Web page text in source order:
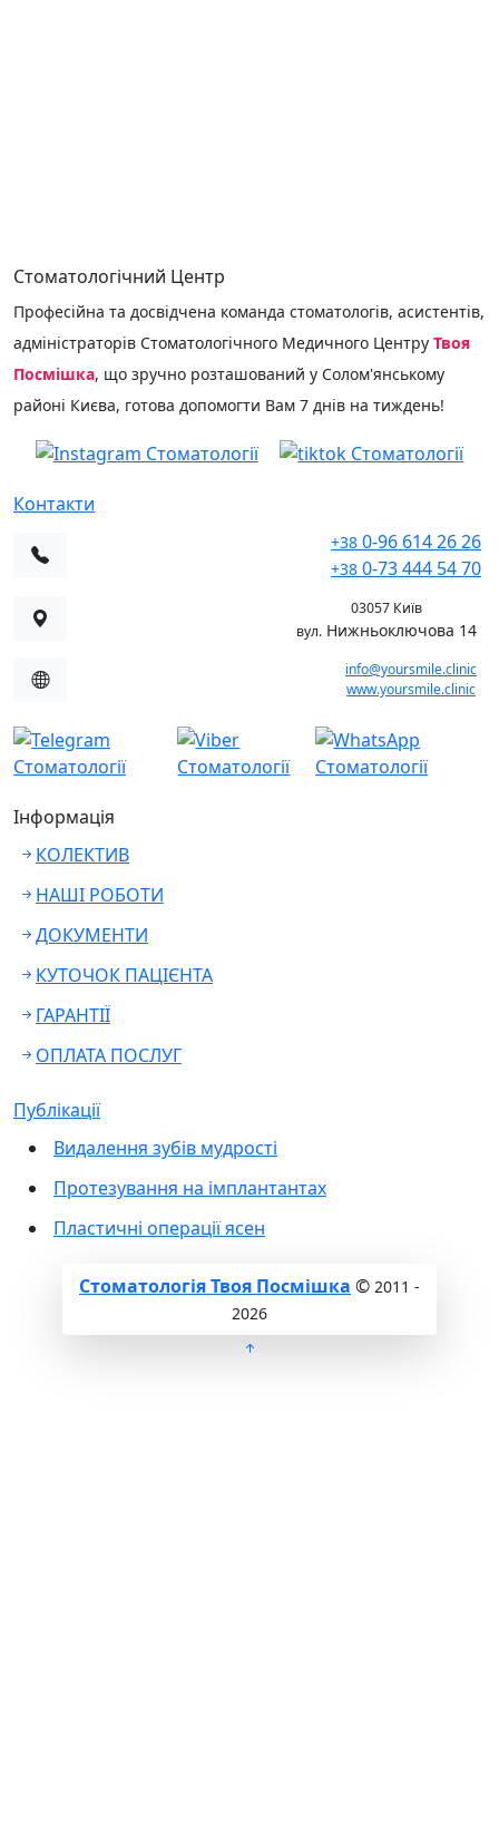
Стоматологічний Центр
Професійна та досвідчена команда стоматологів, асистентів,
адміністраторів Стоматологічного Медичного Центру Твоя
Посмішка, що зручно розташований у Солом'янському
районі Києва, готова допомогти Вам 7 днів на тиждень!
Контакти
+38 0-96 614 26 26
+38 0-73 444 54 70
03057 Київ
вул. Нижньоключова 14
info@yoursmile.clinic
www.yoursmile.clinic
Інформація
КОЛЕКТИВ
НАШІ РОБОТИ
ДОКУМЕНТИ
КУТОЧОК ПАЦІЄНТА
ГАРАНТІЇ
ОПЛАТА ПОСЛУГ
Публікації
Видалення зубів мудрості
Протезування на імплантантах
Пластичні операції ясен
Стоматологія Твоя Посмішка © 2011 -
2026